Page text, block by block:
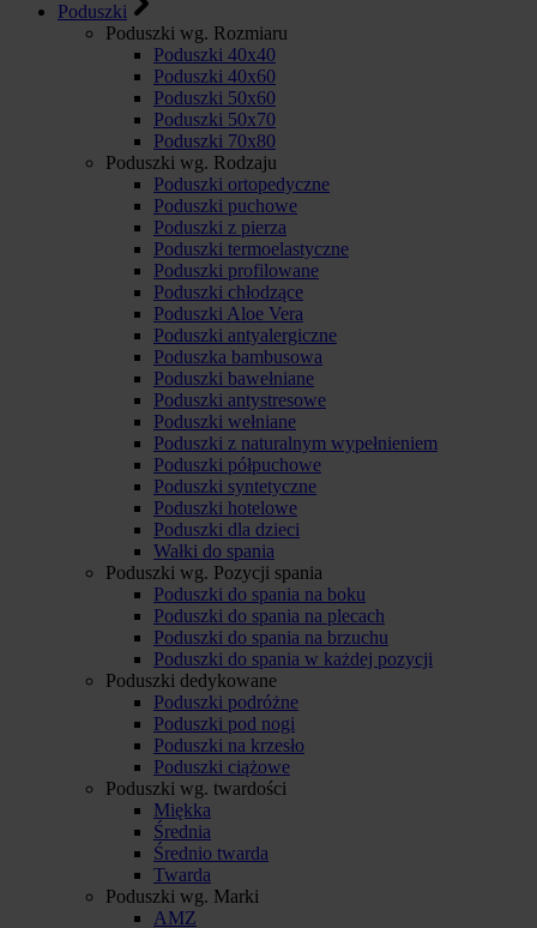
Poduszki
Poduszki wg. Rozmiaru
Poduszki 40x40
Poduszki 40x60
Poduszki 50x60
Poduszki 50x70
Poduszki 70x80
Poduszki wg. Rodzaju
Poduszki ortopedyczne
Poduszki puchowe
Poduszki z pierza
Poduszki termoelastyczne
Poduszki profilowane
Poduszki chłodzące
Poduszki Aloe Vera
Poduszki antyalergiczne
Poduszka bambusowa
Poduszki bawełniane
Poduszki antystresowe
Poduszki wełniane
Poduszki z naturalnym wypełnieniem
Poduszki półpuchowe
Poduszki syntetyczne
Poduszki hotelowe
Poduszki dla dzieci
Wałki do spania
Poduszki wg. Pozycji spania
Poduszki do spania na boku
Poduszki do spania na plecach
Poduszki do spania na brzuchu
Poduszki do spania w każdej pozycji
Poduszki dedykowane
Poduszki podróżne
Poduszki pod nogi
Poduszki na krzesło
Poduszki ciążowe
Poduszki wg. twardości
Miękka
Średnia
Średnio twarda
Twarda
Poduszki wg. Marki
AMZ